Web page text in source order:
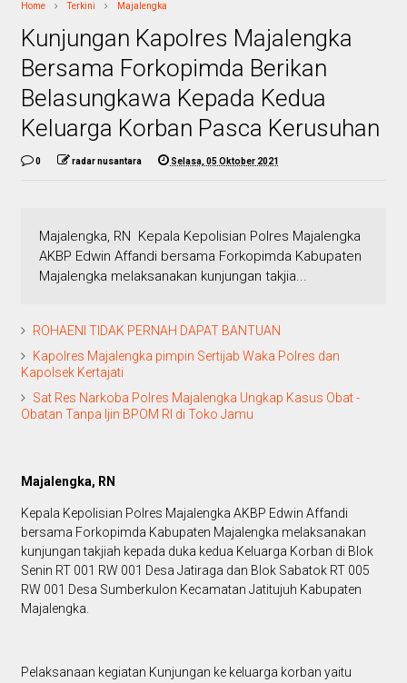
Home Terkini Majalengka
Kunjungan Kapolres Majalengka
Bersama Forkopimda Berikan
Belasungkawa Kepada Kedua
Keluarga Korban Pasca Kerusuhan
0 radar nusantara Selasa, 05 Oktober 2021
Majalengka, RN Kepala Kepolisian Polres Majalengka
AKBP Edwin Affandi bersama Forkopimda Kabupaten
Majalengka melaksanakan kunjungan takjia...
ROHAENI TIDAK PERNAH DAPAT BANTUAN
Kapolres Majalengka pimpin Sertijab Waka Polres dan
Kapolsek Kertajati
Sat Res Narkoba Polres Majalengka Ungkap Kasus Obat -
Obatan Tanpa Ijin BPOM RI di Toko Jamu
Majalengka, RN
Kepala Kepolisian Polres Majalengka AKBP Edwin Affandi
bersama Forkopimda Kabupaten Majalengka melaksanakan
kunjungan takjiah kepada duka kedua Keluarga Korban di Blok
Senin RT 001 RW 001 Desa Jatiraga dan Blok Sabatok RT 005
RW 001 Desa Sumberkulon Kecamatan Jatitujuh Kabupaten
Majalengka.
Pelaksanaan kegiatan Kunjungan ke keluarga korban yaitu